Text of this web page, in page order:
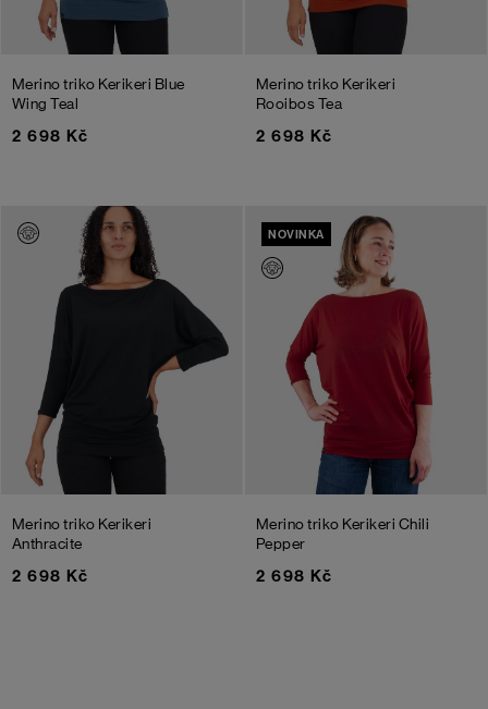
Merino triko Kerikeri Blue
Wing Teal
2 698 Kč
Merino triko Kerikeri
Rooibos Tea
2 698 Kč
Merino triko Kerikeri
Anthracite
2 698 Kč
NOVINKA
Merino triko Kerikeri Chili
Pepper
2 698 Kč